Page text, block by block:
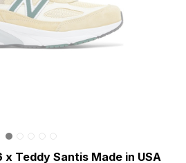
Teddy Santis Made in USA